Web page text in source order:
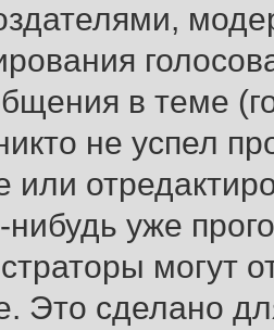
в теме
не успел
или
нибудь уже
могут
Это сделано